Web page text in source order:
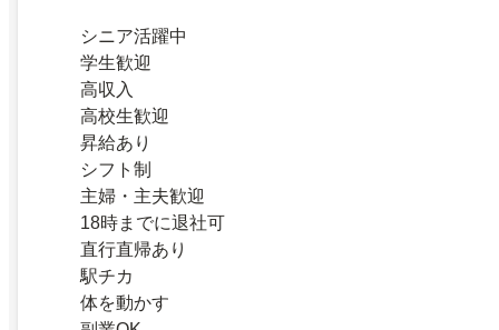
シニア活躍中
学生歓迎
高収入
高校生歓迎
昇給あり
シフト制
主婦・主夫歓迎
18時までに退社可
直行直帰あり
駅チカ
体を動かす